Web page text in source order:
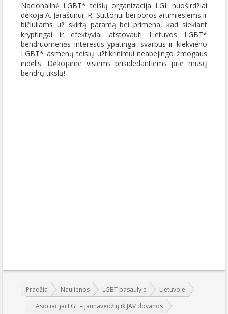
Nacionalinė LGBT* teisių organizacija LGL nuoširdžiai
dėkoja A. Jarašūnui, R. Suttonui bei poros artimiesiems ir
bičiuliams už skirtą paramą bei primena, kad siekiant
kryptingai ir efektyviai atstovauti Lietuvos LGBT*
bendruomenės interesus ypatingai svarbus ir kiekvieno
LGBT* asmenų teisių užtikrinimui neabejingo žmogaus
indėlis. Dėkojame visiems prisidedantiems prie mūsų
bendrų tikslų!
Jūs esate čia:
Pradžia Naujienos LGBT pasaulyje
Lietuvoje
Asociacijai LGL – jaunavedžių iš JAV dovanos